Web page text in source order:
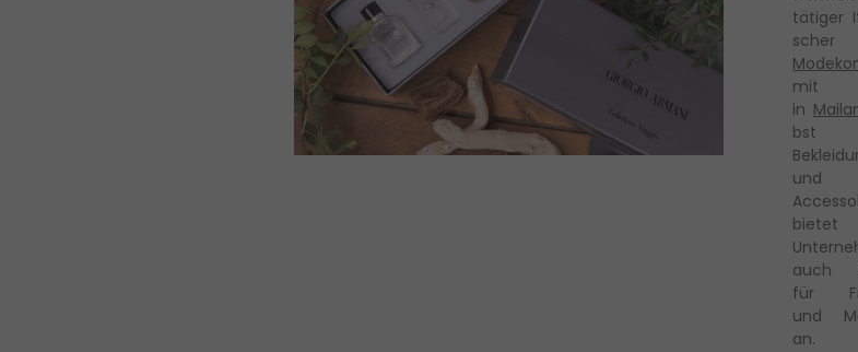
tätiger
scher
mit
in
bst
und
auch
für
und
an.